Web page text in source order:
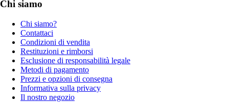
Chi siamo
Chi siamo?
Contattaci
Condizioni di vendita
Restituzioni e rimborsi
Esclusione di responsabilità legale
Metodi di pagamento
Prezzi e opzioni di consegna
Informativa sulla privacy
Il nostro negozio